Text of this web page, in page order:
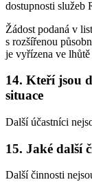
dostupnosti služeb
Žádost podaná v
s rozšířenou
je vyřízena ve
14. Kteří jsou
situace
Další účastníci
15. Jaké další
Další činnosti